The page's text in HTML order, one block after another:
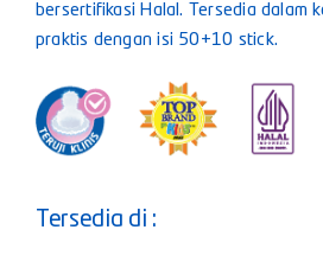
bersertifikasi Halal. Tersedia dalam
praktis dengan isi 50+10 stick.
Tersedia di :